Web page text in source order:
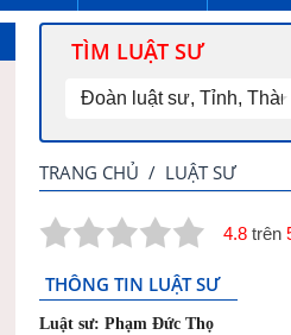
TÌM LUẬT SƯ
TRANG CHỦ / LUẬT SƯ
4.8 trên
THÔNG TIN LUẬT SƯ
Luật sư:Phạm Đức Thọ